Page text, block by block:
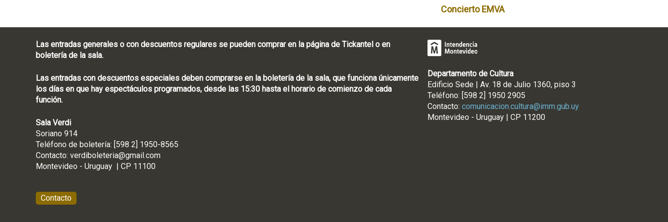
Concierto EMVA
Las entradas generales o con descuentos regulares se pueden comprar en la página de Tickantel o en
boletería de la sala.
Las entradas con descuentos especiales deben comprarse en la boletería de la sala, que funciona únicamente
los días en que hay espectáculos programados, desde las 15:30 hasta el horario de comienzo de cada
función.
Sala Verdi
Soriano 914
Teléfono de boletería: [598 2] 1950-8565
Contacto: verdiboleteria@gmail.com
Montevideo - Uruguay | CP 11100
Contacto
Departamento de Cultura
Edificio Sede | Av. 18 de Julio 1360, piso 3
Teléfono: [598 2] 1950 2905
Contacto: comunicacion.cultura@imm.gub.uy
Montevideo - Uruguay | CP 11200